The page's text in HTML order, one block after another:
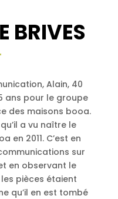
BRIVES
Alain, 40
ans pour le groupe
des maisons booa.
a vu naître le
en 2011. C’est en
sur
en observant le
pièces étaient
qu’il en est tombé